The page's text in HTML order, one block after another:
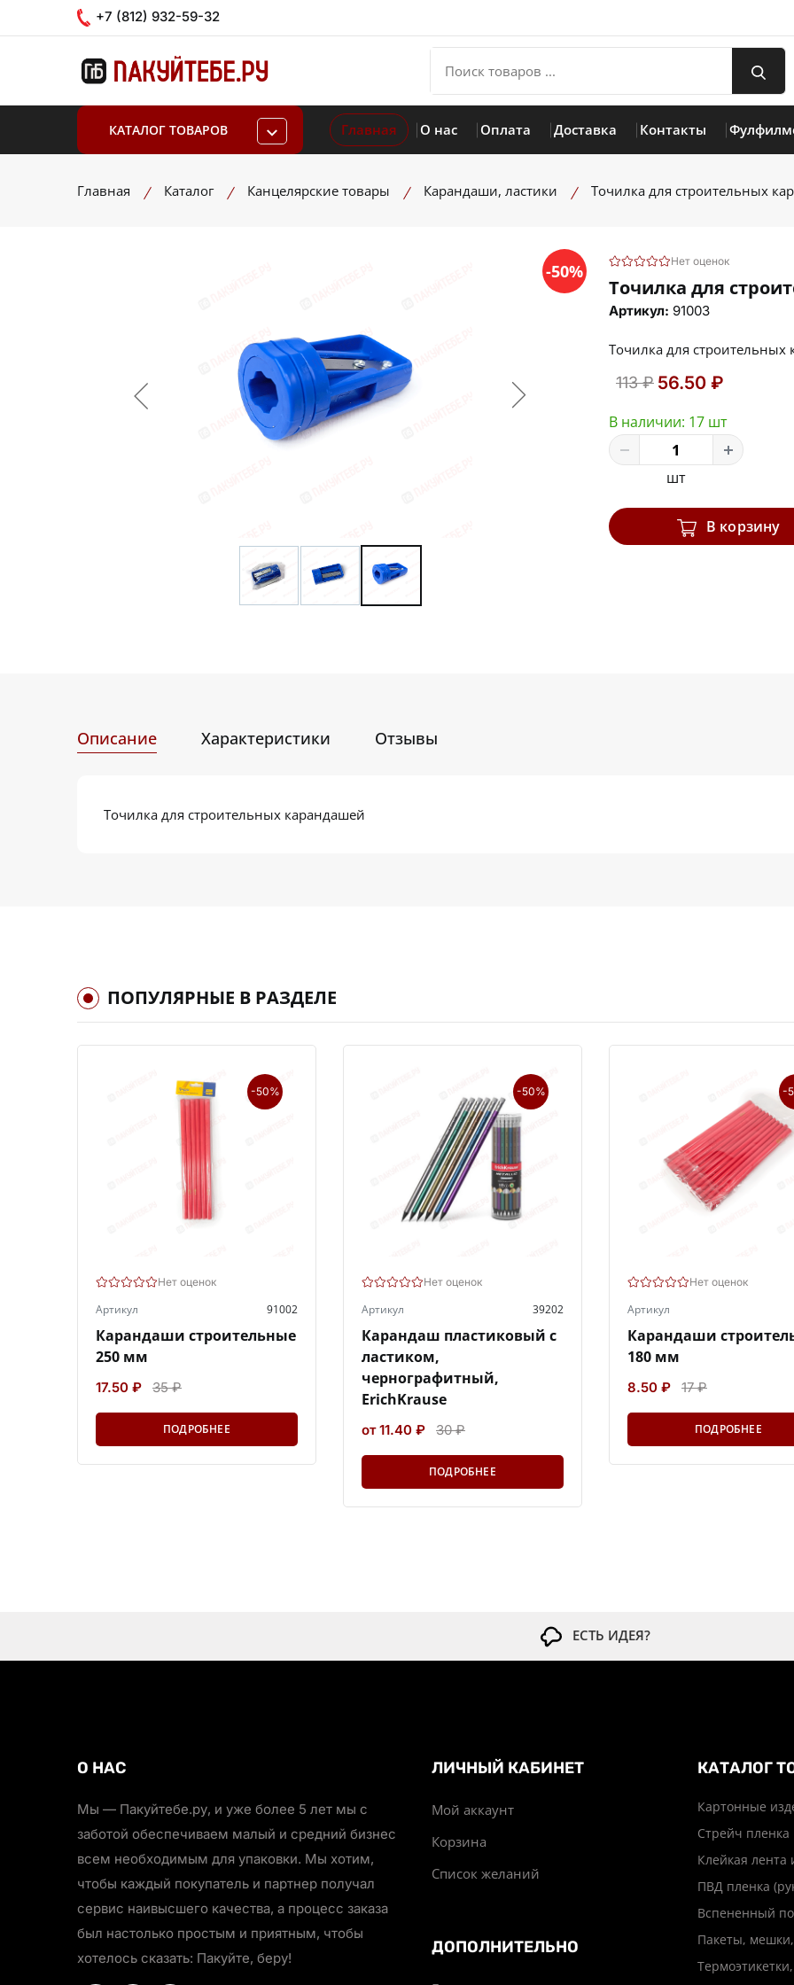
+7 (812) 932-59-32
КАТАЛОГ ТОВАРОВ Главная О нас Оплата Доставка Контакты
Главная Каталог Канцелярские товары Карандаши, ластики Точилка для строительных
-50% Нет оценок
Точилка для
Артикул: 91003
Точилка для строительных
113 ₽ 56.50 ₽
В наличии: 17 шт
шт
В корзину
Описание Характеристики Отзывы
Точилка для строительных карандашей
ПОПУЛЯРНЫЕ В РАЗДЕЛЕ
-50%
Нет оценок
Артикул 91002
Карандаши строительные
250 мм
17.50 ₽ 35 ₽
ПОДРОБНЕЕ
-50%
Нет оценок
Артикул 39202
Карандаш пластиковый с
ластиком,
чернографитный,
ErichKrause
от 11.40 ₽ 30 ₽
ПОДРОБНЕЕ
-
Нет оценок
Артикул
Карандаши
180 мм
8.50 ₽ 17 ₽
ПОДРОБНЕЕ
ЕСТЬ ИДЕЯ?
О НАС
Мы — Пакуйтебе.ру, и уже более 5 лет мы с
заботой обеспечиваем малый и средний бизнес
всем необходимым для упаковки. Мы хотим,
чтобы каждый покупатель и партнер получал
сервис наивысшего качества, а процесс заказа
был настолько простым и приятным, чтобы
хотелось сказать: Пакуйте, беру!
ЛИЧНЫЙ КАБИНЕТ
Мой аккаунт
Корзина
Список желаний
ДОПОЛНИТЕЛЬНО
КАТАЛОГ
Картонные
Стрейч пленка
Клейкая лента
ПВД пленка
Вспененный
Пакеты,